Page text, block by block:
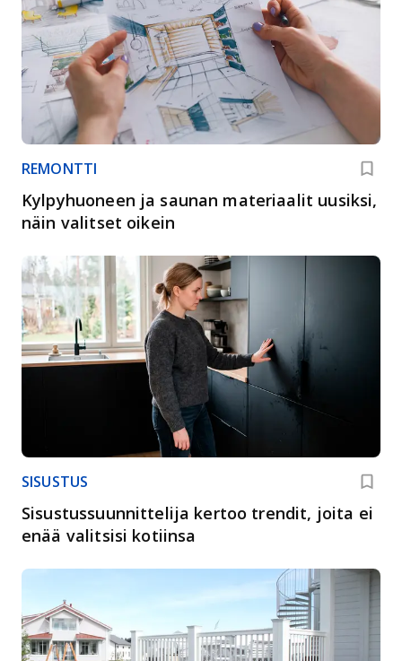
REMONTTI
Kylpyhuoneen ja saunan materiaalit uusiksi,
näin valitset oikein
SISUSTUS
Sisustussuunnittelija kertoo trendit, joita ei
enää valitsisi kotiinsa